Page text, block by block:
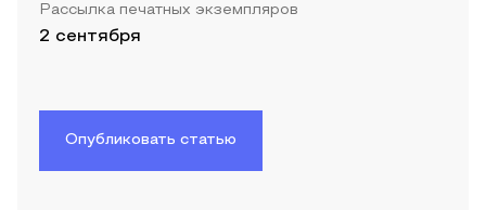
Рассылка печатных экземпляров
2 сентября
Опубликовать статью